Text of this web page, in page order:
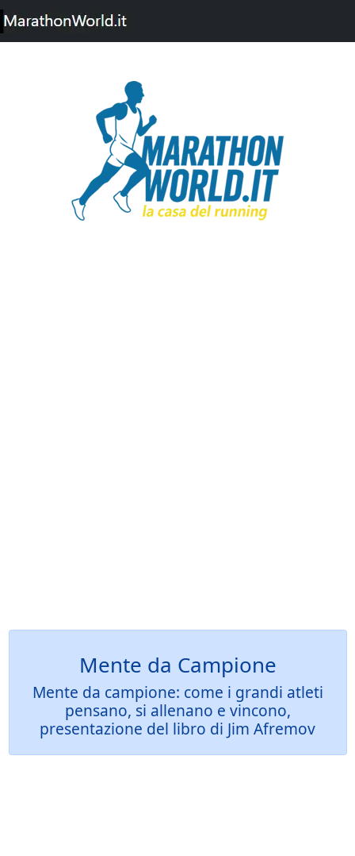
Mente da Campione
Mente da campione: come i grandi atleti
pensano, si allenano e vincono,
presentazione del libro di Jim Afremov